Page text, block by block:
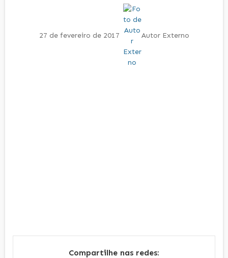
27 de fevereiro de 2017 Autor Externo
Compartilhe nas redes: